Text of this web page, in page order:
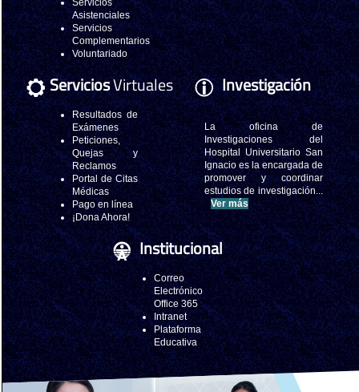
Servicios
Asistenciales
Servicios
Complementarios
Voluntariado
ServiciosVirtuales
Resultados de
Exámenes
Peticiones,
Quejas y
Reclamos
Portal de Citas
Médicas
Pago en línea
¡Dona Ahora!
Investigación
La oficina de
Investigaciones del
Hospital Universitario San
Ignacio es la encargada de
promover y coordinar
estudios de investigación...
Ver más
Institucional
Correo
Electrónico
Office 365
Intranet
Plataforma
Educativa